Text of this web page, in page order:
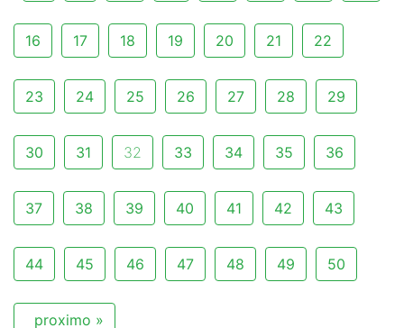
16 17 18 19 20 21 22
23 24 25 26 27 28 29
30 31 32 33 34 35 36
37 38 39 40 41 42 43
44 45 46 47 48 49 50
proximo »